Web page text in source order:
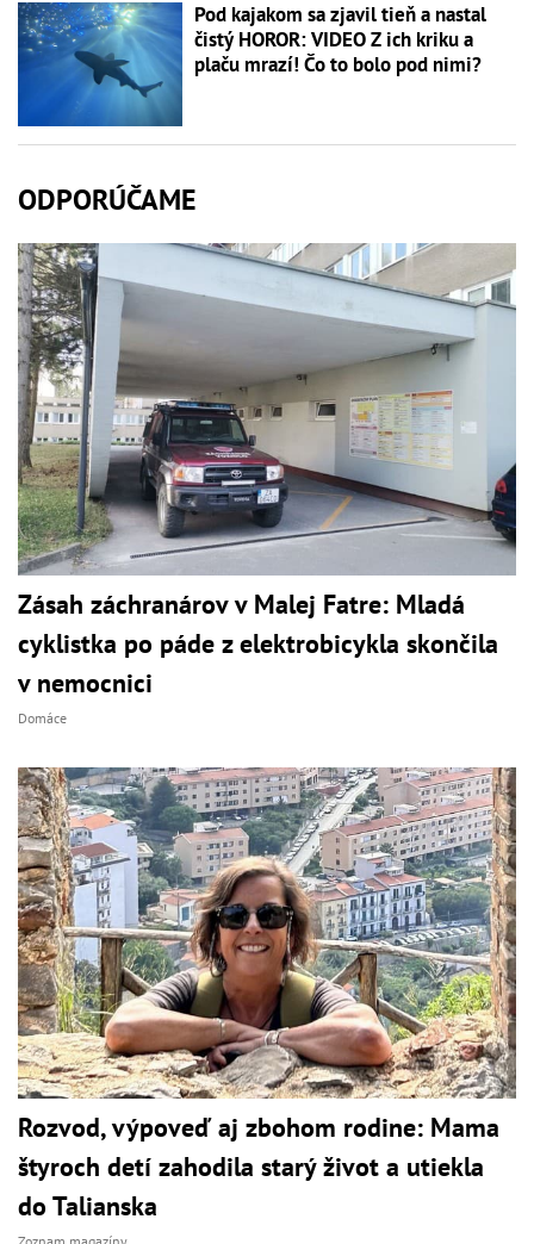
Pod kajakom sa zjavil tieň a nastal
čistý HOROR: VIDEO Z ich kriku a
plaču mrazí! Čo to bolo pod nimi?
ODPORÚČAME
Zásah záchranárov v Malej Fatre: Mladá
cyklistka po páde z elektrobicykla skončila
v nemocnici
Domáce
Rozvod, výpoveď aj zbohom rodine: Mama
štyroch detí zahodila starý život a utiekla
do Talianska